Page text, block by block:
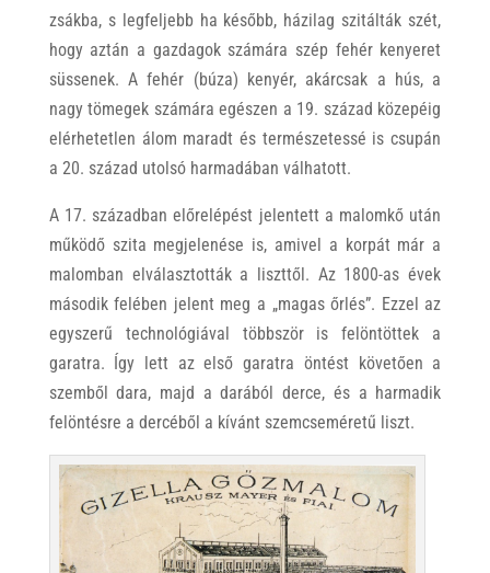
zsákba, s legfeljebb ha később, házilag szitálták szét,
hogy aztán a gazdagok számára szép fehér kenyeret
süssenek. A fehér (búza) kenyér, akárcsak a hús, a
nagy tömegek számára egészen a 19. század közepéig
elérhetetlen álom maradt és természetessé is csupán
a 20. század utolsó harmadában válhatott.
A 17. században előrelépést jelentett a malomkő után
működő szita megjelenése is, amivel a korpát már a
malomban elválasztották a liszttől. Az 1800-as évek
második felében jelent meg a „magas őrlés”. Ezzel az
egyszerű technológiával többször is felöntöttek a
garatra. Így lett az első garatra öntést követően a
szemből dara, majd a darából derce, és a harmadik
felöntésre a dercéből a kívánt szemcseméretű liszt.